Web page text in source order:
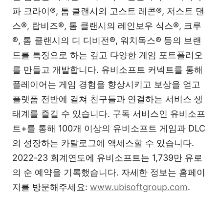
파 크라이®, 톰 클랜시의 고스트 레콘®, 저스트 댄
스®, 랍비즈®, 톰 클랜시의 레인보우 식스®, 크루
®, 톰 클랜시의 디 디비전®, 워치독스® 등의 브랜
드를 특징으로 하는 깊고 다양한 게임 포트폴리오
를 만들고 개발합니다. 유비소프트 커넥트를 통해
플레이어는 게임 경험을 향상시키고 보상을 얻고
플랫폼 전반에 걸쳐 친구들과 연결하는 서비스 생
태계를 즐길 수 있습니다. 구독 서비스인 유비소프
트+를 통해 100개 이상의 유비소프트 게임과 DLC
의 성장하는 카탈로그에 액세스할 수 있습니다.
2022-23 회계연도에 유비소프트는 1,739만 유로
의 순 예약을 기록했습니다. 자세한 정보는 홈페이
지를 방문해주세요: www.ubisoftgroup.com.